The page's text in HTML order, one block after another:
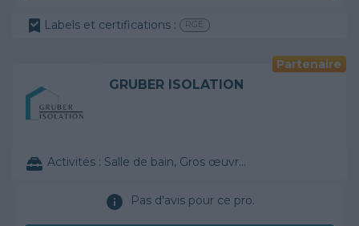
Labels et certifications : RGE
Partenaire
GRUBER ISOLATION
Activités : Salle de bain, Gros œuvre, ...
Pas d'avis pour ce pro.